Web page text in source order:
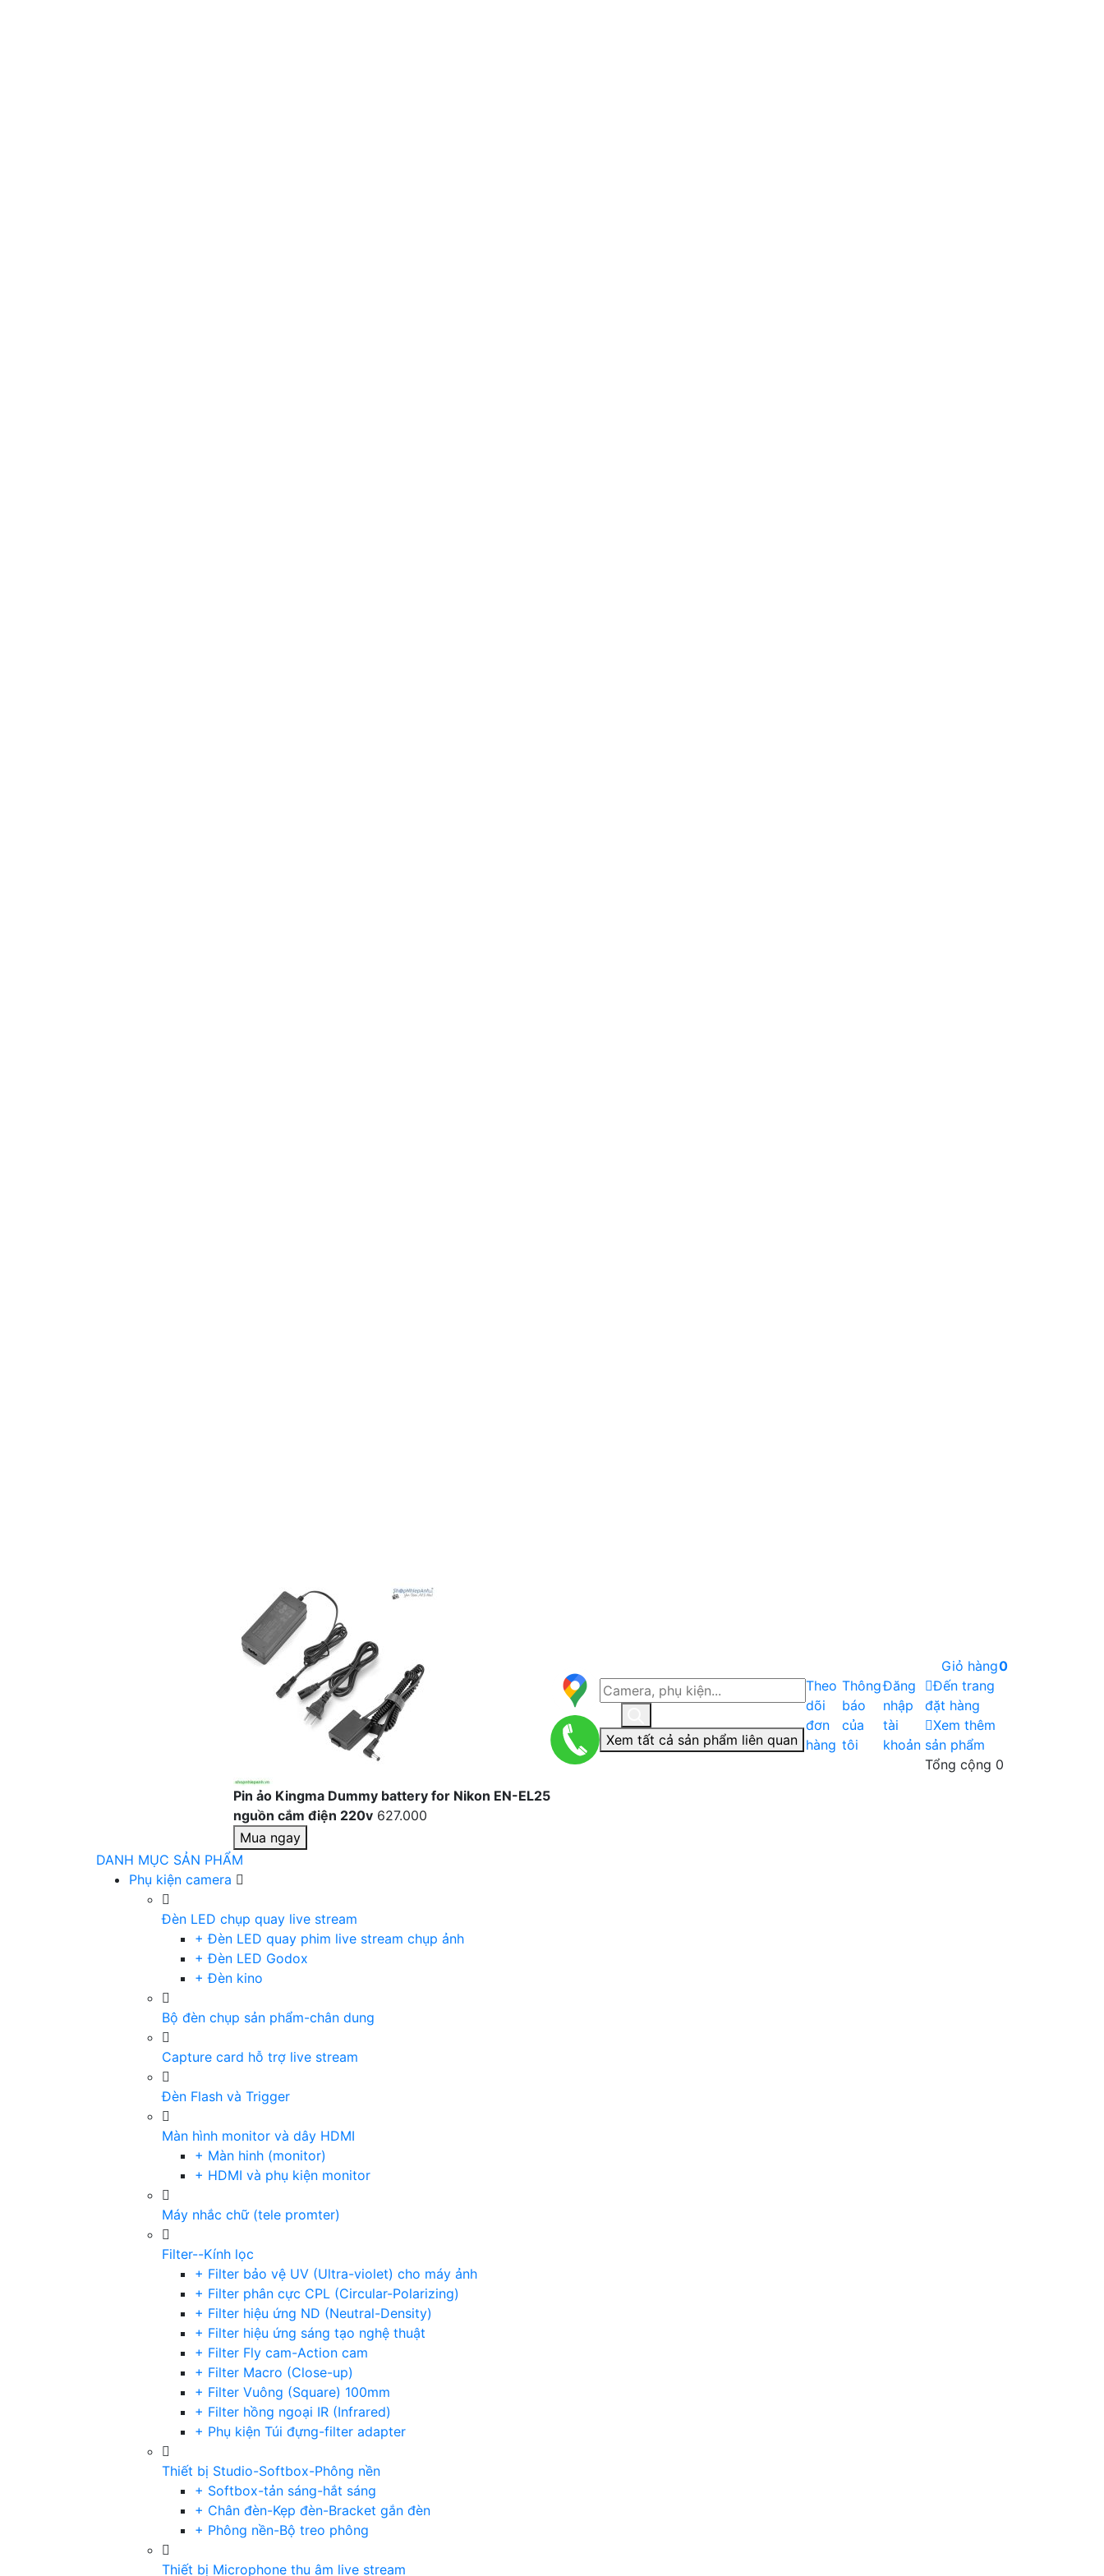
Pin ảo Kingma Dummy battery for Nikon EN-EL25
nguồn cắm điện 220v 627.000
Mua ngay
Xem tất cả sản phẩm liên quan
Theo
dõi
đơn
hàng
Thông
báo
của
tôi
Đăng
nhập
tài
khoản
Giỏ hàng0
Đến trang
đặt hàng
Xem thêm
sản phẩm
Tổng cộng 0
DANH MỤC SẢN PHẨM
Phụ kiện camera
Đèn LED chụp quay live stream
+ Đèn LED quay phim live stream chụp ảnh
+ Đèn LED Godox
+ Đèn kino
Bộ đèn chụp sản phẩm-chân dung
Capture card hỗ trợ live stream
Đèn Flash và Trigger
Màn hình monitor và dây HDMI
+ Màn hinh (monitor)
+ HDMI và phụ kiện monitor
Máy nhắc chữ (tele promter)
Filter--Kính lọc
+ Filter bảo vệ UV (Ultra-violet) cho máy ảnh
+ Filter phân cực CPL (Circular-Polarizing)
+ Filter hiệu ứng ND (Neutral-Density)
+ Filter hiệu ứng sáng tạo nghệ thuật
+ Filter Fly cam-Action cam
+ Filter Macro (Close-up)
+ Filter Vuông (Square) 100mm
+ Filter hồng ngoại IR (Infrared)
+ Phụ kiện Túi đựng-filter adapter
Thiết bị Studio-Softbox-Phông nền
+ Softbox-tản sáng-hắt sáng
+ Chân đèn-Kẹp đèn-Bracket gắn đèn
+ Phông nền-Bộ treo phông
Thiết bị Microphone thu âm live stream